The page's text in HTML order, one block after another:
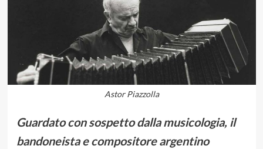
Astor Piazzolla
Guardato con sospetto dalla musicologia, il
bandoneista e compositore argentino